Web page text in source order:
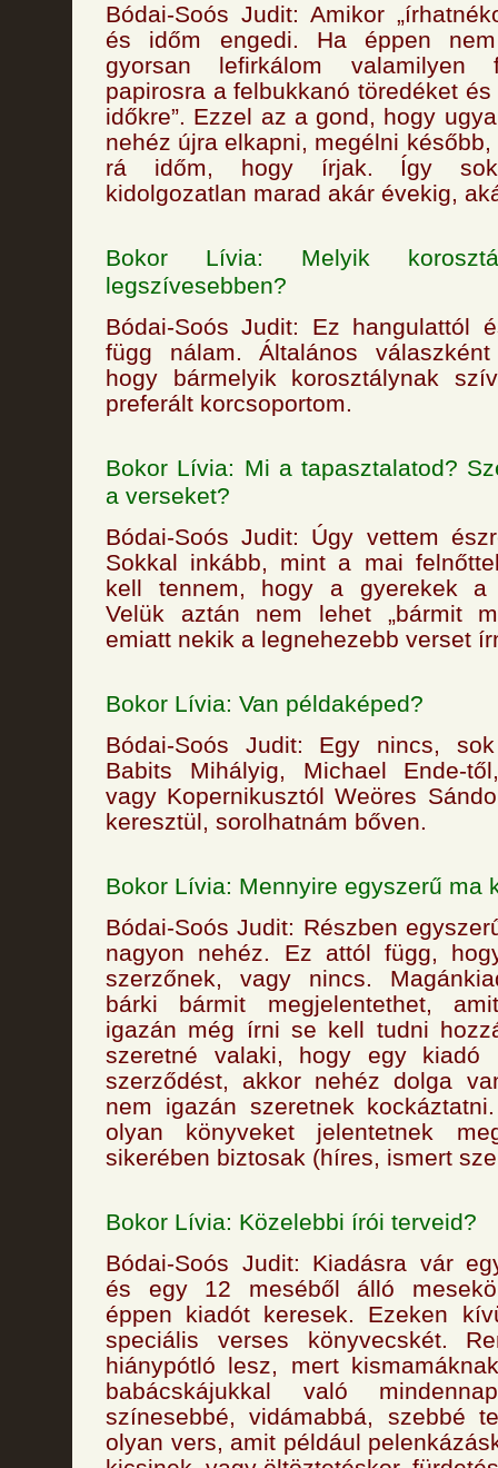
Bódai-Soós Judit: Amikor
és időm engedi. Ha éppen
gyorsan lefirkálom valamilyen
papirosra a felbukkanó töredéket és
időkre”. Ezzel az a gond, hogy
nehéz újra elkapni, megélni
rá időm, hogy írjak. Így
kidolgozatlan marad akár évekig,
Bokor Lívia: Melyik
legszívesebben?
Bódai-Soós Judit: Ez hangulattól
függ nálam. Általános
hogy bármelyik korosztálynak
preferált korcsoportom.
Bokor Lívia: Mi a tapasztalatod?
a verseket?
Bódai-Soós Judit: Úgy vettem
Sokkal inkább, mint a mai
kell tennem, hogy a gyerekek a
Velük aztán nem lehet „bármit
emiatt nekik a legnehezebb verset
Bokor Lívia: Van példaképed?
Bódai-Soós Judit: Egy nincs,
Babits Mihályig, Michael Ende-
vagy Kopernikusztól Weöres
keresztül, sorolhatnám bőven.
Bokor Lívia: Mennyire egyszerű ma
Bódai-Soós Judit: Részben
nagyon nehéz. Ez attól függ,
szerzőnek, vagy nincs.
bárki bármit megjelentethet,
igazán még írni se kell tudni
szeretné valaki, hogy egy kiadó
szerződést, akkor nehéz dolga
nem igazán szeretnek
olyan könyveket jelentetnek
sikerében biztosak (híres, ismert
Bokor Lívia: Közelebbi írói terveid?
Bódai-Soós Judit: Kiadásra vár
és egy 12 meséből álló
éppen kiadót keresek. Ezeken
speciális verses könyvecskét.
hiánypótló lesz, mert
babácskájukkal való
színesebbé, vidámabbá, szebbé
olyan vers, amit például